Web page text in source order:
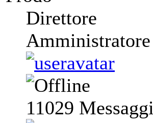
Direttore
Amministratore
11029 Messaggi